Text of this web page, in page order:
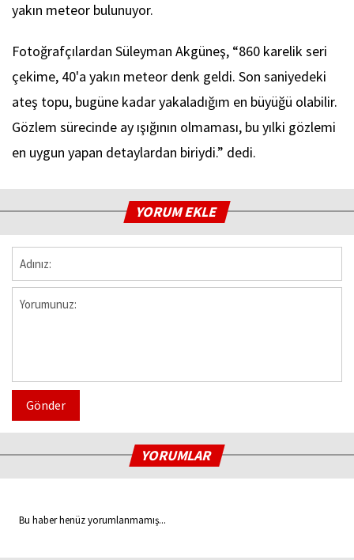
yakın meteor bulunuyor.
Fotoğrafçılardan Süleyman Akgüneş, “860 karelik seri
çekime, 40'a yakın meteor denk geldi. Son saniyedeki
ateş topu, bugüne kadar yakaladığım en büyüğü olabilir.
Gözlem sürecinde ay ışığının olmaması, bu yılki gözlemi
en uygun yapan detaylardan biriydi.” dedi.
YORUM EKLE
Gönder
YORUMLAR
Bu haber henüz yorumlanmamış...